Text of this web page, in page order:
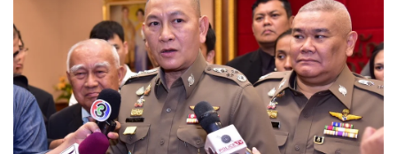
(รอง ผบ.ตร.) ถึงผู้บัญชาการ (ผบช.) เป็นการใช้ พ.ร.บ.ตำรวจ
แห่งชาติ พ.ศ. 2565 เป็นครั้งแรก